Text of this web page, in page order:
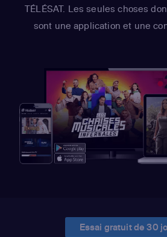
TÉLÉSAT. Les seules choses
sont une application et une
Essai gratuit de 30